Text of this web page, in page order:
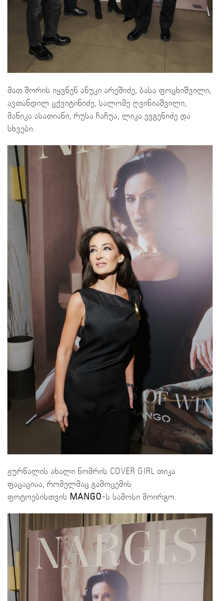
მათ შორის იყვნენ ანუკი არეშიძე, ბასა ფოცხიშვილი,
ავთანდილ ცქვიტინიძე, სალომე ღვინიაშვილი,
მანიკა ასათიანი, რუსა ჩაჩუა, ლიკა ევგენიძე და
სხვები.
ჟურნალის ახალი ნომრის COVER GIRL თიკა
ფაცაციაა, რომელმაც გამოცემის
ფოტოებისთვის MANGO-ს სამოსი მოირგო.